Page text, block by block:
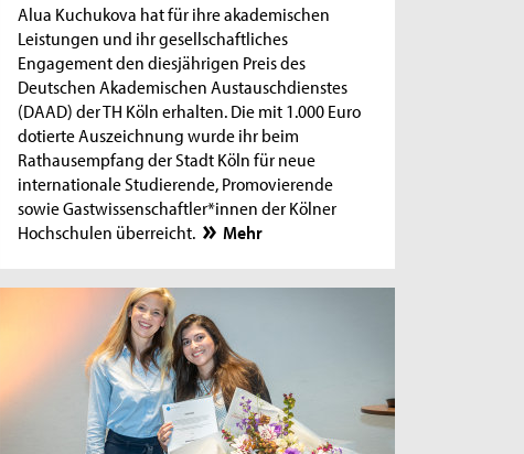
Alua Kuchukova hat für ihre akademischen
Leistungen und ihr gesellschaftliches
Engagement den diesjährigen Preis des
Deutschen Akademischen Austauschdienstes
(DAAD) der TH Köln erhalten. Die mit 1.000 Euro
dotierte Auszeichnung wurde ihr beim
Rathausempfang der Stadt Köln für neue
internationale Studierende, Promovierende
sowie Gastwissenschaftler*innen der Kölner
Hochschulen überreicht.
Mehr